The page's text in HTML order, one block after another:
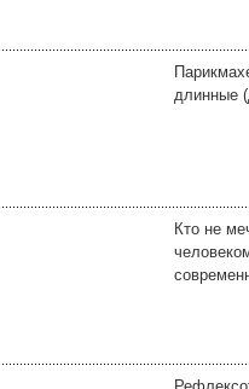
длинные
Кто не